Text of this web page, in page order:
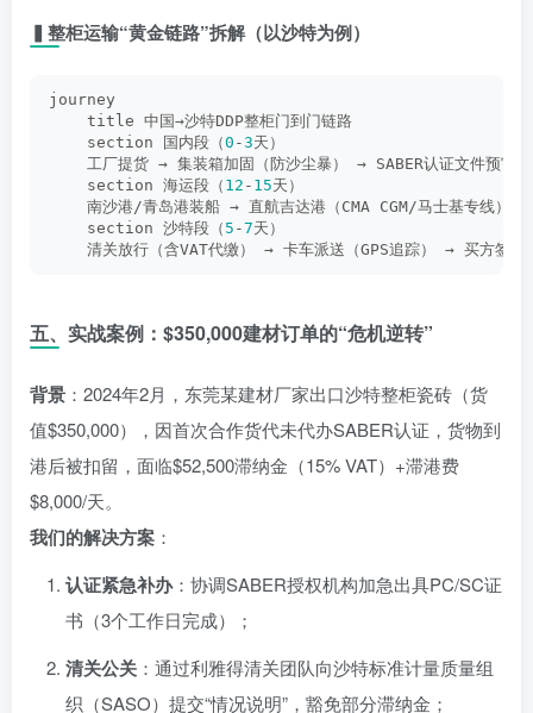
▍整柜运输“黄金链路”拆解（以沙特为例）
journey
    title 中国→沙特DDP整柜门到门链路
    section 国内段（
0 -3天）
工厂提货 → 集装箱加固（防沙尘暴） → SABER认证文件预
    section 海运段（
12 - 15天）
南沙港/青岛港装船 → 直航吉达港（CMA CGM/马士基专线）
    section 沙特段（
5 -7天）
清关放行（含VAT代缴） → 卡车派送（GPS追踪） → 买方签
五、实战案例：$350,000建材订单的“危机逆转”
背景 ：2024年2月，东莞某建材厂家出口沙特整柜瓷砖（货
值$350,000），因首次合作货代未代办SABER认证，货物到
港后被扣留，面临$52,500滞纳金（15% VAT）+滞港费
$8,000/天。
我们的解决方案 ：
认证紧急补办：协调SABER授权机构加急出具PC/SC证
书（3个工作日完成）；
清关公关 ：通过利雅得清关团队向沙特标准计量质量组
织（SASO）提交“情况说明”，豁免部分滞纳金；